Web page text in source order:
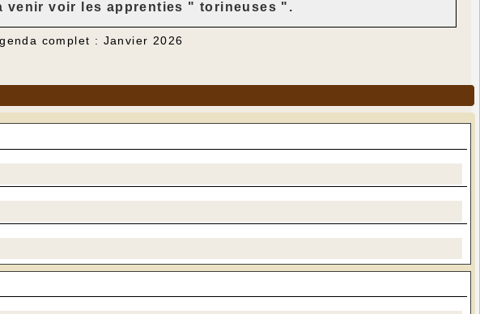
venir voir les apprenties " torineuses ".
complet : Janvier 2026